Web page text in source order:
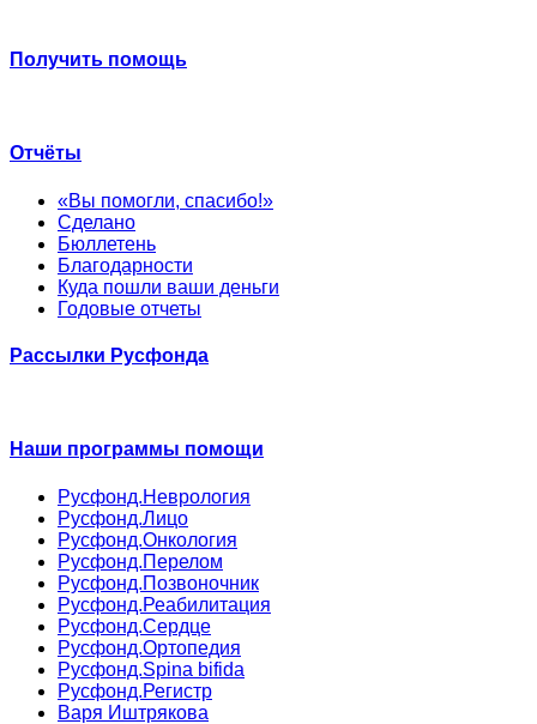
Получить помощь
Отчёты
«Вы помогли, спасибо!»
Сделано
Бюллетень
Благодарности
Куда пошли ваши деньги
Годовые отчеты
Рассылки Русфонда
Наши программы помощи
Русфонд.Неврология
Русфонд.Лицо
Русфонд.Онкология
Русфонд.Перелом
Русфонд.Позвоночник
Русфонд.Реабилитация
Русфонд.Сердце
Русфонд.Ортопедия
Русфонд.Spina bifida
Русфонд.Регистр
Варя Иштрякова